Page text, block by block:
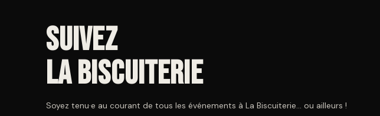
Suivez
La Biscuiterie
Soyez tenu·e au courant de tous les événements à La Biscuiterie… ou ailleurs !